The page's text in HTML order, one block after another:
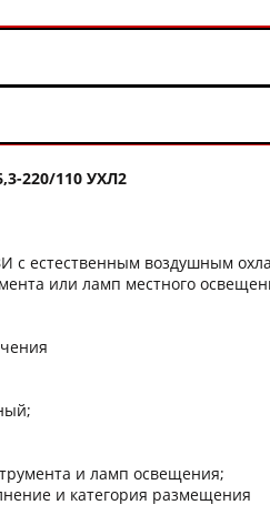
220/110 УХЛ2
с естественным воздушным
или ламп местного
и ламп освещения;
и категория размещения